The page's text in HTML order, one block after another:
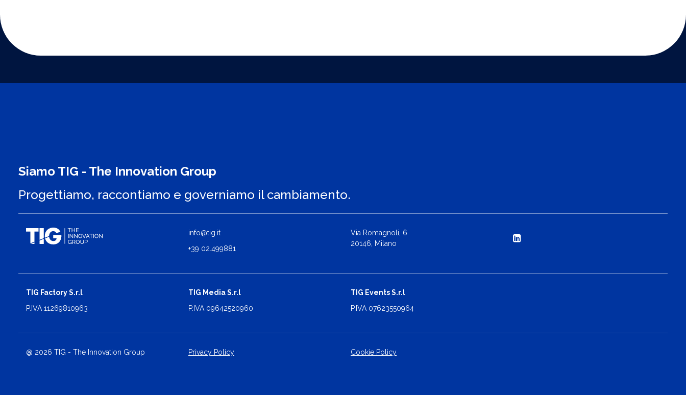
Siamo TIG - The Innovation Group
Progettiamo, raccontiamo e governiamo il cambiamento.
info@tig.it
+39 02.499881
Via Romagnoli, 6
20146, Milano
TIG Factory S.r.l
P.IVA 11269810963
TIG Media S.r.l
P.IVA 09642520960
TIG Events S.r.l
P.IVA 07623550964
@ 2026 TIG - The Innovation Group Privacy Policy Cookie Policy